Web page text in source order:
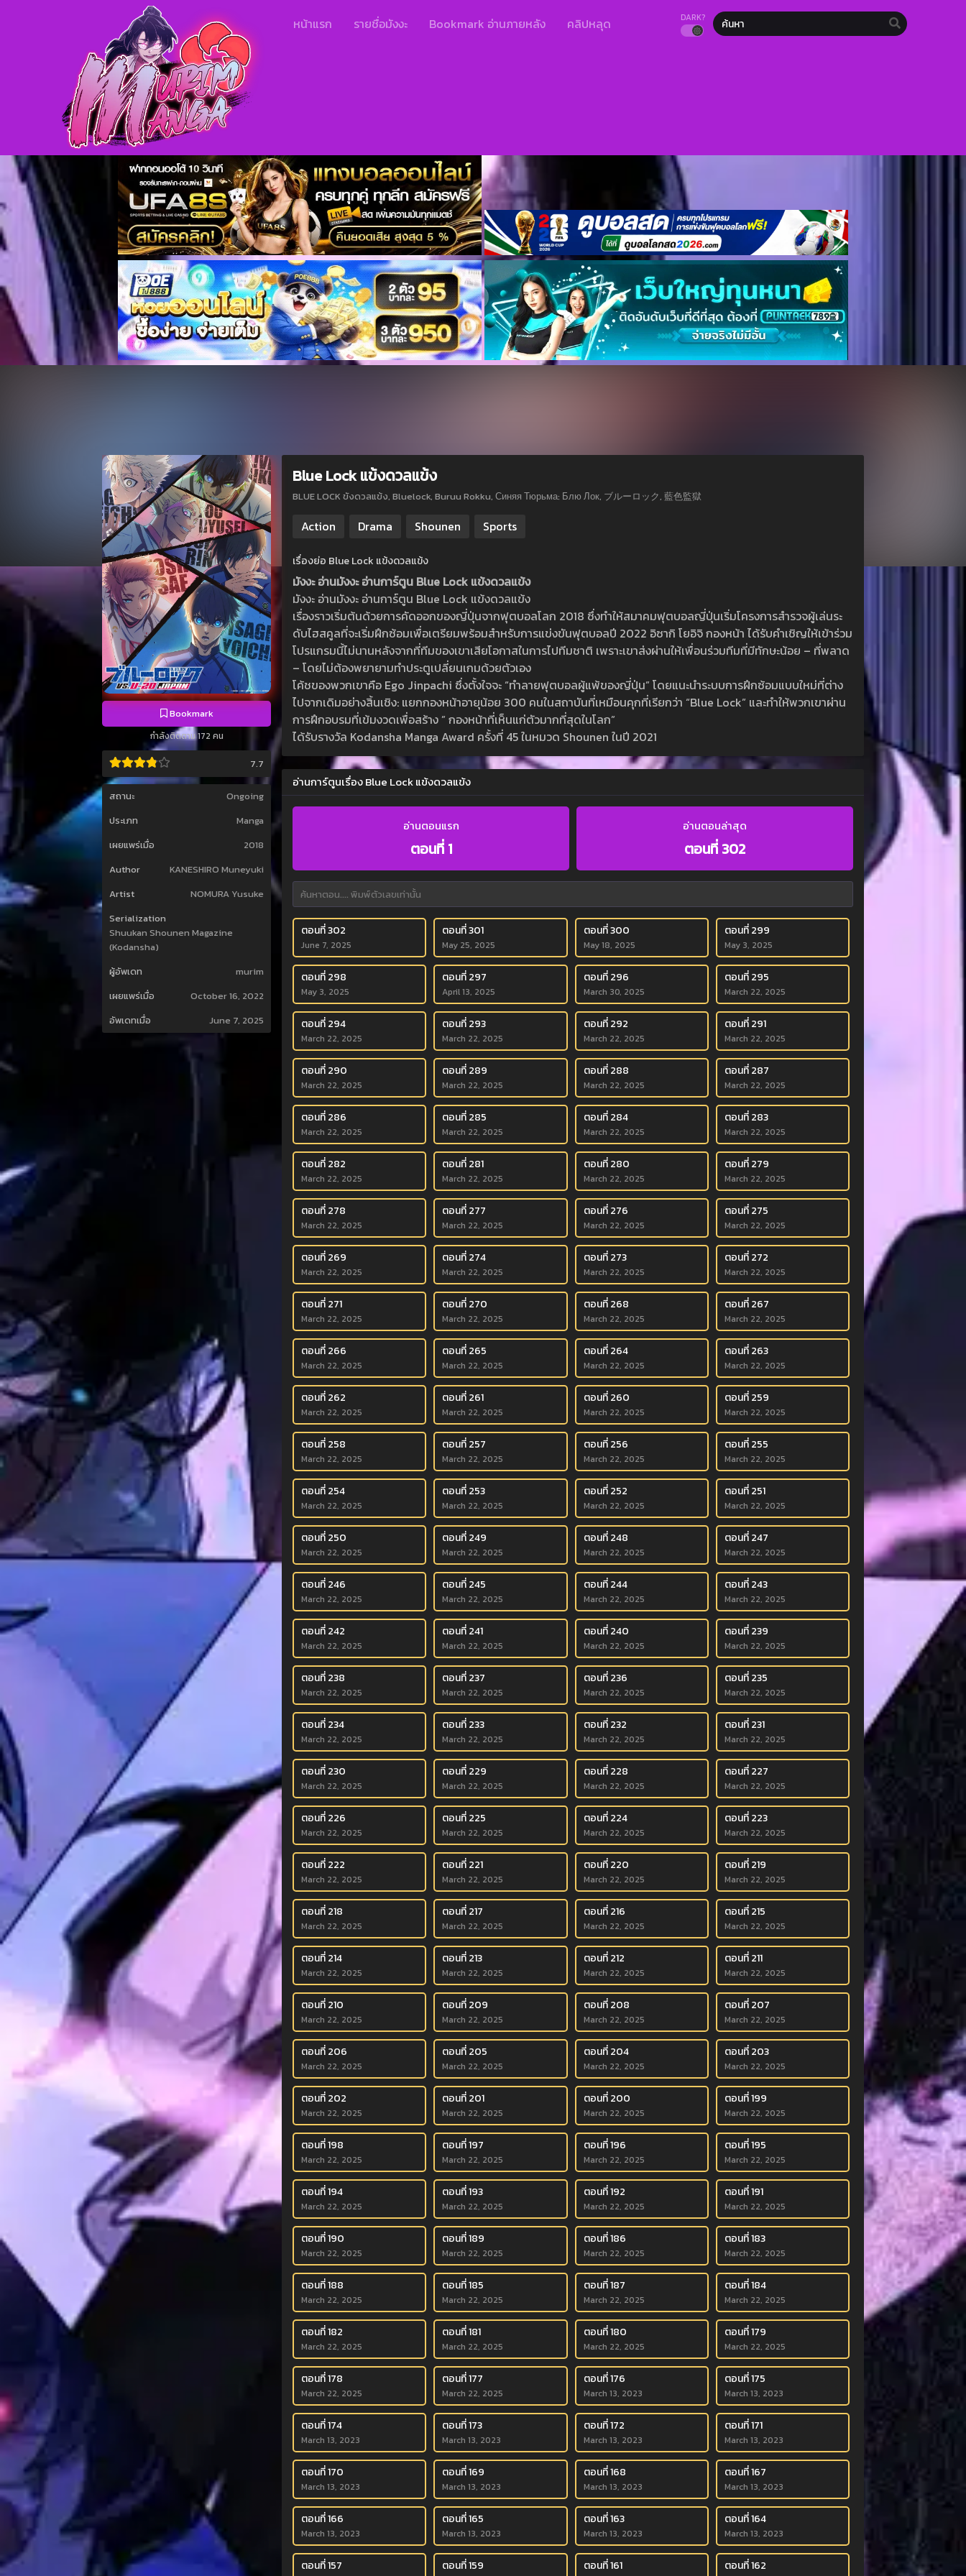
หน้าแรก รายชื่อมังงะ Bookmark อ่านภายหลัง คลิปหลุด DARK?
Bookmark
กำลังติดตาม 172 คน
7.7
สถานะ
Ongoing
ประเภท
Manga
เผยแพร่เมื่อ
2018
Author
KANESHIRO Muneyuki
Artist
NOMURA Yusuke
Serialization
Shuukan Shounen Magazine
(Kodansha)
ผู้อัพเดท
murim
เผยแพร่เมื่อ
October 16, 2022
อัพเดทเมื่อ
June 7, 2025
Blue Lock แข้งดวลแข้ง
BLUE LOCK ขังดวลแข้ง, Bluelock, Buruu Rokku, Синяя Тюрьма: Блю Лок, ブルーロック, 藍色監獄
Action Drama Shounen Sports
เรื่องย่อ Blue Lock แข้งดวลแข้ง
มังงะ อ่านมังงะ อ่านการ์ตูน Blue Lock แข้งดวลแข้ง
มังงะ อ่านมังงะ อ่านการ์ตูน Blue Lock แข้งดวลแข้ง
เรื่องราวเริ่มต้นด้วยการคัดออกของญี่ปุ่นจากฟุตบอลโลก 2018 ซึ่งทำให้สมาคมฟุตบอลญี่ปุ่นเริ่มโครงการสำรวจผู้เล่นระ
ดับไฮสคูลที่จะเริ่มฝึกซ้อมเพื่อเตรียมพร้อมสำหรับการแข่งขันฟุตบอลปี 2022 อิซากิ โยอิจิ กองหน้า ได้รับคำเชิญให้เข้าร่วม
โปรแกรมนี้ไม่นานหลังจากที่ทีมของเขาเสียโอกาสในการไปทีมชาติ เพราะเขาส่งผ่านให้เพื่อนร่วมทีมที่มีทักษะน้อย – ที่พลาด
– โดยไม่ต้องพยายามทำประตูเปลี่ยนเกมด้วยตัวเอง
โค้ชของพวกเขาคือ Ego Jinpachi ซึ่งตั้งใจจะ “ทำลายฟุตบอลผู้แพ้ของญี่ปุ่น” โดยแนะนำระบบการฝึกซ้อมแบบใหม่ที่ต่าง
ไปจากเดิมอย่างสิ้นเชิง: แยกกองหน้าอายุน้อย 300 คนในสถาบันที่เหมือนคุกที่เรียกว่า “Blue Lock” และทำให้พวกเขาผ่าน
การฝึกอบรมที่เข้มงวดเพื่อสร้าง ” กองหน้าที่เห็นแก่ตัวมากที่สุดในโลก”
ได้รับรางวัล Kodansha Manga Award ครั้งที่ 45 ในหมวด Shounen ในปี 2021
อ่านการ์ตูนเรื่อง Blue Lock แข้งดวลแข้ง
อ่านตอนแรก
ตอนที่ 1
อ่านตอนล่าสุด
ตอนที่ 302
ตอนที่ 302
June 7, 2025
ตอนที่ 301
May 25, 2025
ตอนที่ 300
May 18, 2025
ตอนที่ 299
May 3, 2025
ตอนที่ 298
May 3, 2025
ตอนที่ 297
April 13, 2025
ตอนที่ 296
March 30, 2025
ตอนที่ 295
March 22, 2025
ตอนที่ 294
March 22, 2025
ตอนที่ 293
March 22, 2025
ตอนที่ 292
March 22, 2025
ตอนที่ 291
March 22, 2025
ตอนที่ 290
March 22, 2025
ตอนที่ 289
March 22, 2025
ตอนที่ 288
March 22, 2025
ตอนที่ 287
March 22, 2025
ตอนที่ 286
March 22, 2025
ตอนที่ 285
March 22, 2025
ตอนที่ 284
March 22, 2025
ตอนที่ 283
March 22, 2025
ตอนที่ 282
March 22, 2025
ตอนที่ 281
March 22, 2025
ตอนที่ 280
March 22, 2025
ตอนที่ 279
March 22, 2025
ตอนที่ 278
March 22, 2025
ตอนที่ 277
March 22, 2025
ตอนที่ 276
March 22, 2025
ตอนที่ 275
March 22, 2025
ตอนที่ 269
March 22, 2025
ตอนที่ 274
March 22, 2025
ตอนที่ 273
March 22, 2025
ตอนที่ 272
March 22, 2025
ตอนที่ 271
March 22, 2025
ตอนที่ 270
March 22, 2025
ตอนที่ 268
March 22, 2025
ตอนที่ 267
March 22, 2025
ตอนที่ 266
March 22, 2025
ตอนที่ 265
March 22, 2025
ตอนที่ 264
March 22, 2025
ตอนที่ 263
March 22, 2025
ตอนที่ 262
March 22, 2025
ตอนที่ 261
March 22, 2025
ตอนที่ 260
March 22, 2025
ตอนที่ 259
March 22, 2025
ตอนที่ 258
March 22, 2025
ตอนที่ 257
March 22, 2025
ตอนที่ 256
March 22, 2025
ตอนที่ 255
March 22, 2025
ตอนที่ 254
March 22, 2025
ตอนที่ 253
March 22, 2025
ตอนที่ 252
March 22, 2025
ตอนที่ 251
March 22, 2025
ตอนที่ 250
March 22, 2025
ตอนที่ 249
March 22, 2025
ตอนที่ 248
March 22, 2025
ตอนที่ 247
March 22, 2025
ตอนที่ 246
March 22, 2025
ตอนที่ 245
March 22, 2025
ตอนที่ 244
March 22, 2025
ตอนที่ 243
March 22, 2025
ตอนที่ 242
March 22, 2025
ตอนที่ 241
March 22, 2025
ตอนที่ 240
March 22, 2025
ตอนที่ 239
March 22, 2025
ตอนที่ 238
March 22, 2025
ตอนที่ 237
March 22, 2025
ตอนที่ 236
March 22, 2025
ตอนที่ 235
March 22, 2025
ตอนที่ 234
March 22, 2025
ตอนที่ 233
March 22, 2025
ตอนที่ 232
March 22, 2025
ตอนที่ 231
March 22, 2025
ตอนที่ 230
March 22, 2025
ตอนที่ 229
March 22, 2025
ตอนที่ 228
March 22, 2025
ตอนที่ 227
March 22, 2025
ตอนที่ 226
March 22, 2025
ตอนที่ 225
March 22, 2025
ตอนที่ 224
March 22, 2025
ตอนที่ 223
March 22, 2025
ตอนที่ 222
March 22, 2025
ตอนที่ 221
March 22, 2025
ตอนที่ 220
March 22, 2025
ตอนที่ 219
March 22, 2025
ตอนที่ 218
March 22, 2025
ตอนที่ 217
March 22, 2025
ตอนที่ 216
March 22, 2025
ตอนที่ 215
March 22, 2025
ตอนที่ 214
March 22, 2025
ตอนที่ 213
March 22, 2025
ตอนที่ 212
March 22, 2025
ตอนที่ 211
March 22, 2025
ตอนที่ 210
March 22, 2025
ตอนที่ 209
March 22, 2025
ตอนที่ 208
March 22, 2025
ตอนที่ 207
March 22, 2025
ตอนที่ 206
March 22, 2025
ตอนที่ 205
March 22, 2025
ตอนที่ 204
March 22, 2025
ตอนที่ 203
March 22, 2025
ตอนที่ 202
March 22, 2025
ตอนที่ 201
March 22, 2025
ตอนที่ 200
March 22, 2025
ตอนที่ 199
March 22, 2025
ตอนที่ 198
March 22, 2025
ตอนที่ 197
March 22, 2025
ตอนที่ 196
March 22, 2025
ตอนที่ 195
March 22, 2025
ตอนที่ 194
March 22, 2025
ตอนที่ 193
March 22, 2025
ตอนที่ 192
March 22, 2025
ตอนที่ 191
March 22, 2025
ตอนที่ 190
March 22, 2025
ตอนที่ 189
March 22, 2025
ตอนที่ 186
March 22, 2025
ตอนที่ 183
March 22, 2025
ตอนที่ 188
March 22, 2025
ตอนที่ 185
March 22, 2025
ตอนที่ 187
March 22, 2025
ตอนที่ 184
March 22, 2025
ตอนที่ 182
March 22, 2025
ตอนที่ 181
March 22, 2025
ตอนที่ 180
March 22, 2025
ตอนที่ 179
March 22, 2025
ตอนที่ 178
March 22, 2025
ตอนที่ 177
March 22, 2025
ตอนที่ 176
March 13, 2023
ตอนที่ 175
March 13, 2023
ตอนที่ 174
March 13, 2023
ตอนที่ 173
March 13, 2023
ตอนที่ 172
March 13, 2023
ตอนที่ 171
March 13, 2023
ตอนที่ 170
March 13, 2023
ตอนที่ 169
March 13, 2023
ตอนที่ 168
March 13, 2023
ตอนที่ 167
March 13, 2023
ตอนที่ 166
March 13, 2023
ตอนที่ 165
March 13, 2023
ตอนที่ 163
March 13, 2023
ตอนที่ 164
March 13, 2023
ตอนที่ 157 ตอนที่ 159 ตอนที่ 161 ตอนที่ 162